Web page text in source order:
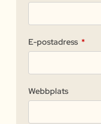
E-postadress *
Webbplats